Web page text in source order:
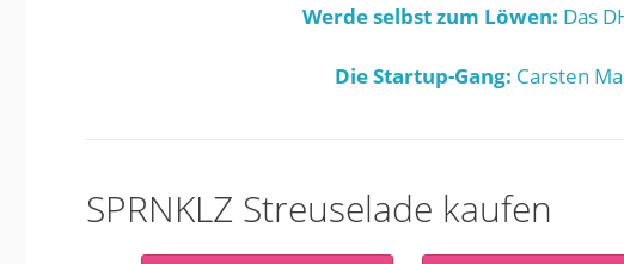
Werde selbst zum Löwen: Das
Die Startup-Gang: Carsten
SPRNKLZ Streuselade kaufen